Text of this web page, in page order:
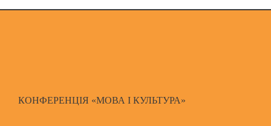
КОНФЕРЕНЦІЯ «МОВА І КУЛЬТУРА»